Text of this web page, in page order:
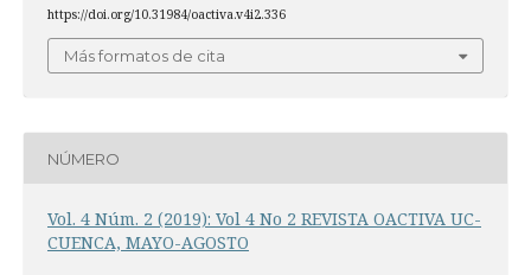
https://doi.org/10.31984/oactiva.v4i2.336
Más formatos de cita
NÚMERO
Vol. 4 Núm. 2 (2019): Vol 4 No 2 REVISTA OACTIVA UC-
CUENCA, MAYO-AGOSTO